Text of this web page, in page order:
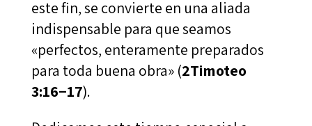
este fin, se convierte en una aliada
indispensable para que seamos
«perfectos, enteramente preparados
para toda buena obra» (2Timoteo
3:16−17).